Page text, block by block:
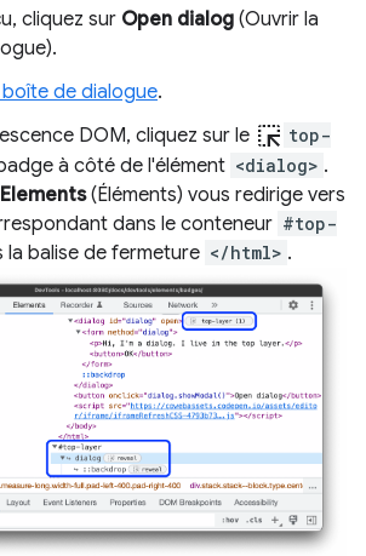
cliquez sur Open dialog (Ouvrir la
de dialogue.
DOM, cliquez sur le ink_selection top-
à côté de l'élément <dialog> .
Elements(Éléments) vous redirige vers
dans le conteneur #top-
la balise de fermeture </html> .